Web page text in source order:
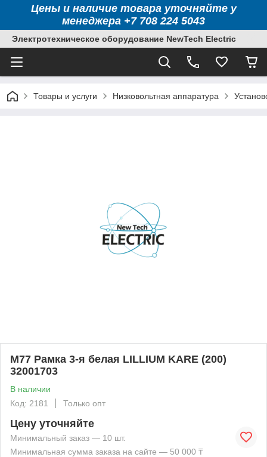
Цены и наличие товара уточняйте у
менеджера +7 708 224 5043
Электротехническое оборудование NewTech Electric
Товары и услуги Низковольтная аппаратура
М77 Рамка 3-я белая LILLIUM KARE (200)
32001703
В наличии
Код: 2181
Только опт
Цену уточняйте
Минимальный заказ — 10 шт.
Минимальная сумма заказа на сайте — 50 000 ₸